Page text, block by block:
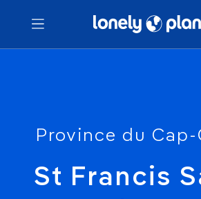
Menu
Province du
St Francis